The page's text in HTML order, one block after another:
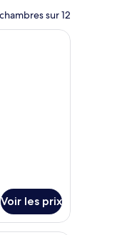
sur 12
avec deux lits, un
Voir les prix